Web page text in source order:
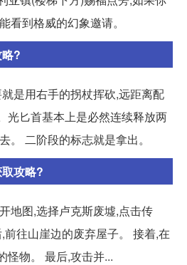
看到格威的幻象邀请。
?
是用右手的拐杖挥砍,远距离配
光匕首基本上是必然连续释放两
。 二阶段的标志就是拿出。
攻略?
地图,选择卢克斯废墟,点击传
往山崖边的废弃屋子。 接着,在
怪物。 最后,攻击并...